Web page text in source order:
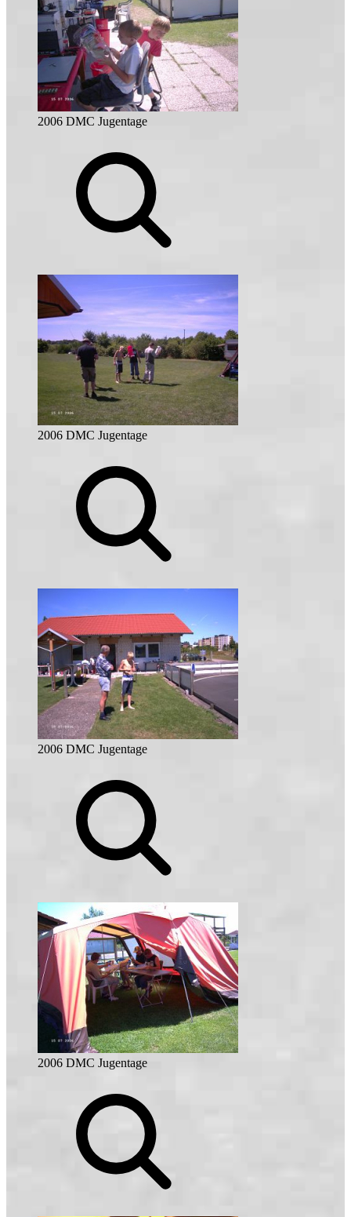
2006 DMC Jugentage
2006 DMC Jugentage
2006 DMC Jugentage
2006 DMC Jugentage